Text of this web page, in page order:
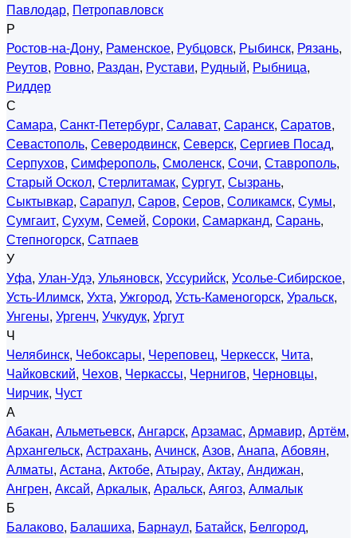
Павлодар, Петропавловск
Р
Ростов-на-Дону, Раменское, Рубцовск, Рыбинск, Рязань,
Реутов, Ровно, Раздан, Рустави, Рудный, Рыбница,
Риддер
С
Самара, Санкт-Петербург, Салават, Саранск, Саратов,
Севастополь, Северодвинск, Северск, Сергиев Посад,
Серпухов, Симферополь, Смоленск, Сочи, Ставрополь,
Старый Оскол, Стерлитамак, Сургут, Сызрань,
Сыктывкар, Сарапул, Саров, Серов, Соликамск, Сумы,
Сумгаит, Сухум, Семей, Сороки, Самарканд, Сарань,
Степногорск, Сатпаев
У
Уфа, Улан-Удэ, Ульяновск, Уссурийск, Усолье-Сибирское,
Усть-Илимск, Ухта, Ужгород, Усть-Каменогорск, Уральск,
Унгены, Ургенч, Учкудук, Ургут
Ч
Челябинск, Чебоксары, Череповец, Черкесск, Чита,
Чайковский, Чехов, Черкассы, Чернигов, Черновцы,
Чирчик, Чуст
А
Абакан, Альметьевск, Ангарск, Арзамас, Армавир, Артём,
Архангельск, Астрахань, Ачинск, Азов, Анапа, Абовян,
Алматы, Астана, Актобе, Атырау, Актау, Андижан,
Ангрен, Аксай, Аркалык, Аральск, Аягоз, Алмалык
Б
Балаково, Балашиха, Барнаул, Батайск, Белгород,